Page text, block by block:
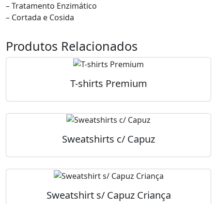
– Tratamento Enzimático
– Cortada e Cosida
Produtos Relacionados
T-shirts Premium
Sweatshirts c/ Capuz
Sweatshirt s/ Capuz Criança